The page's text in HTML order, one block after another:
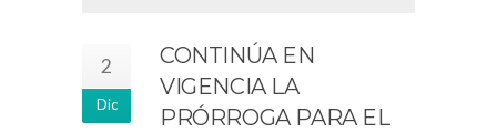
2
Dic
CONTINÚA EN
VIGENCIA LA
PRÓRROGA PARA EL